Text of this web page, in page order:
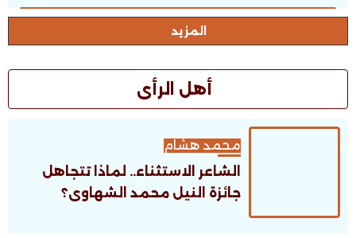
المزيد
أهل الرأى
محمد هشام
الشاعر الاستثناء.. لماذا تتجاهل
جائزة النيل محمد الشهاوى؟